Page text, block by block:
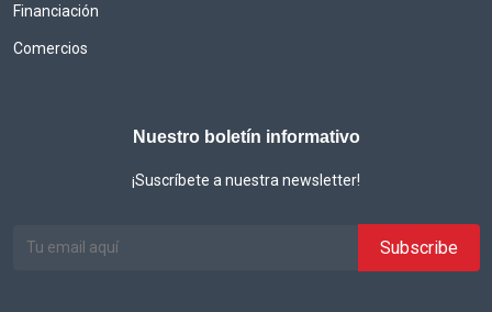
Financiación
Comercios
Nuestro boletín informativo
¡Suscríbete a nuestra newsletter!